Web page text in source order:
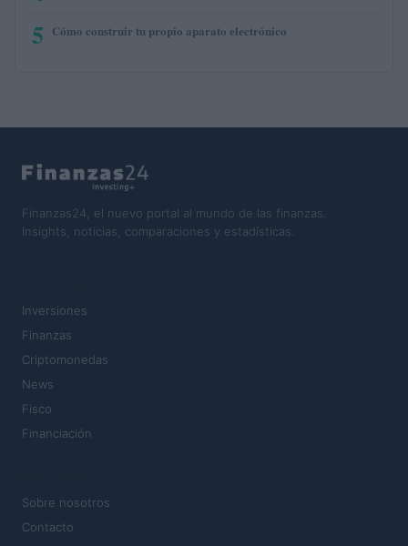
5 Cómo construir tu propio aparato electrónico
Finanzas24, el nuevo portal al mundo de las finanzas.
Insights, noticias, comparaciones y estadísticas.
Inversiones
Finanzas
Criptomonedas
News
Fisco
Financiación
Sobre nosotros
Contacto